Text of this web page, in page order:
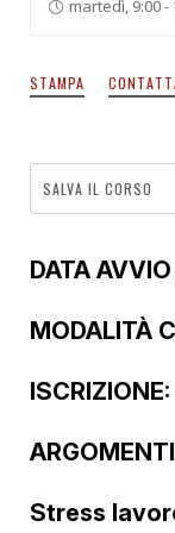
martedì, 9:00 -
STAMPA
SALVA IL CORSO
DATA
MODALITÀ
ISCRIZIONE:
Stress